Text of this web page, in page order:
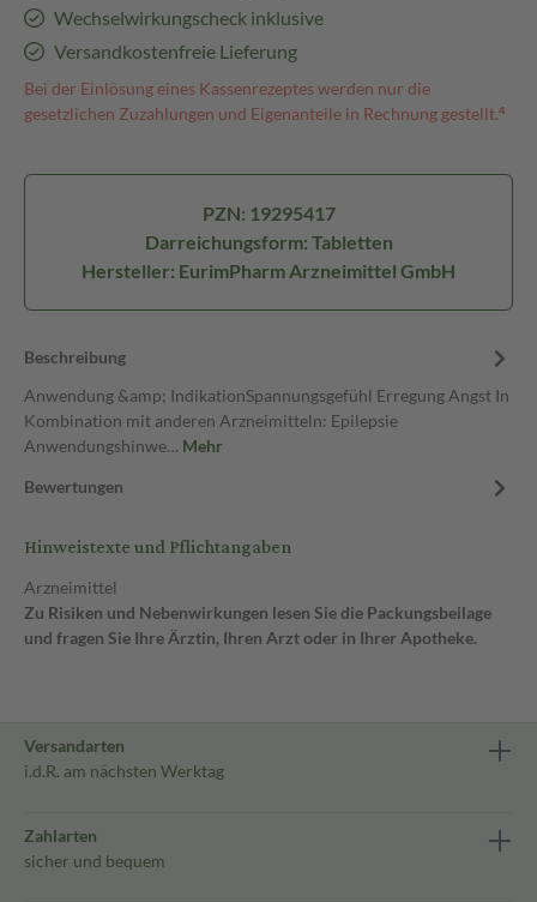
Wechselwirkungscheck inklusive
Versandkostenfreie Lieferung
Bei der Einlösung eines Kassenrezeptes werden nur die
gesetzlichen Zuzahlungen und Eigenanteile in Rechnung gestellt.⁴
PZN: 19295417
Darreichungsform: Tabletten
Hersteller: EurimPharm Arzneimittel GmbH
Beschreibung
Anwendung &amp; IndikationSpannungsgefühl Erregung Angst In
Kombination mit anderen Arzneimitteln: Epilepsie
Anwendungshinwe… Mehr
Bewertungen
Hinweistexte und Pflichtangaben
Arzneimittel
Zu Risiken und Nebenwirkungen lesen Sie die Packungsbeilage
und fragen Sie Ihre Ärztin, Ihren Arzt oder in Ihrer Apotheke.
Versandarten
i.d.R. am nächsten Werktag
Zahlarten
sicher und bequem